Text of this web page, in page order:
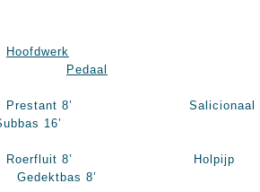
Hoofdwerk
Pedaal
8’ Salicionaal
16’
8’ Holpijp
8’